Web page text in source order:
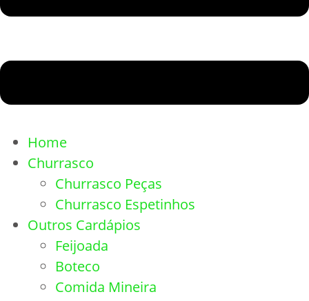
Home
Churrasco
Churrasco Peças
Churrasco Espetinhos
Outros Cardápios
Feijoada
Boteco
Comida Mineira